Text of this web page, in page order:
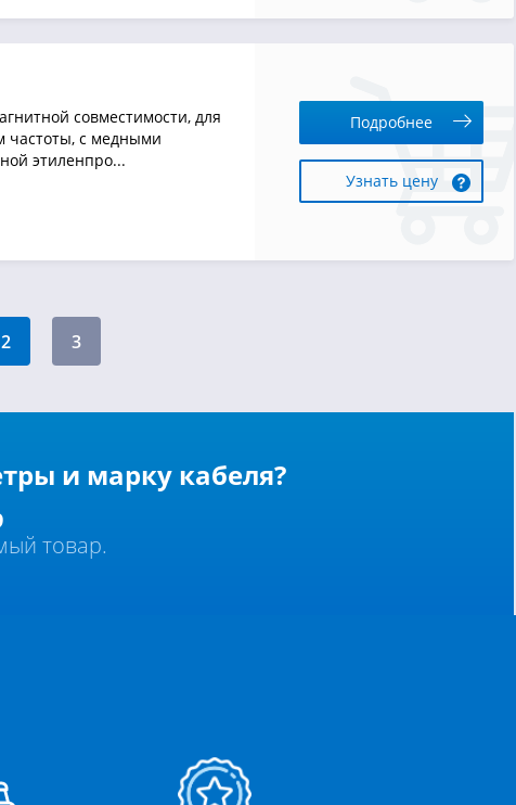
совместимости, для
частоты, с медными
этиленпро...
Подробнее
Узнать цену
2 3
и марку кабеля?
товар.